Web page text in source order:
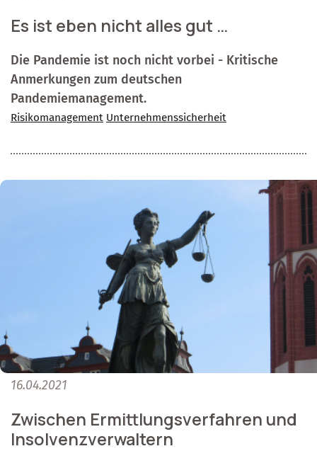
Es ist eben nicht alles gut …
Die Pandemie ist noch nicht vorbei - Kritische
Anmerkungen zum deutschen
Pandemiemanagement.
Risikomanagement Unternehmenssicherheit
16.04.2021
Zwischen Ermittlungsverfahren und
Insolvenzverwaltern